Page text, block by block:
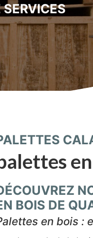
BOIS DE
en bois :